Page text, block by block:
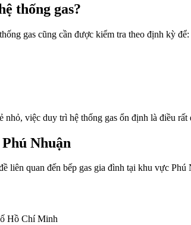
thống gas?
gas cũng cần được kiểm tra theo định kỳ để:
việc duy trì hệ thống gas ổn định là điều rất
Nhuận
liên quan đến bếp gas gia đình tại khu vực
Hồ Chí Minh